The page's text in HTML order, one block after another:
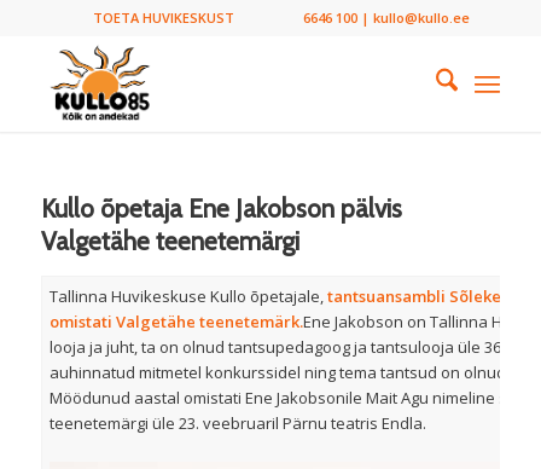
TOETA HUVIKESKUST 6646 100 | kullo@kullo.ee
Kullo õpetaja Ene Jakobson pälvis
Valgetähe teenetemärgi
Tallinna Huvikeskuse Kullo õpetajale,tantsuansambli Sõleke
omistati Valgetähe teenetemärk.Ene Jakobson on Tallinna
looja ja juht, ta on olnud tantsupedagoog ja tantsulooja üle 36
auhinnatud mitmetel konkurssidel ning tema tantsud on olnud
Möödunud aastal omistati Ene Jakobsonile Mait Agu nimeline
teenetemärgi üle 23. veebruaril Pärnu teatris Endla.